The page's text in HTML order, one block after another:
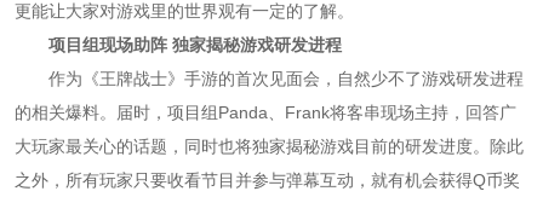
更能让大家对游戏里的世界观有一定的了解。
项目组现场助阵 独家揭秘游戏研发进程
作为《王牌战士》手游的首次见面会，自然少不了游戏研发进程
的相关爆料。届时，项目组Panda、Frank将客串现场主持，回答广
大玩家最关心的话题，同时也将独家揭秘游戏目前的研发进度。除此
之外，所有玩家只要收看节目并参与弹幕互动，就有机会获得Q币奖